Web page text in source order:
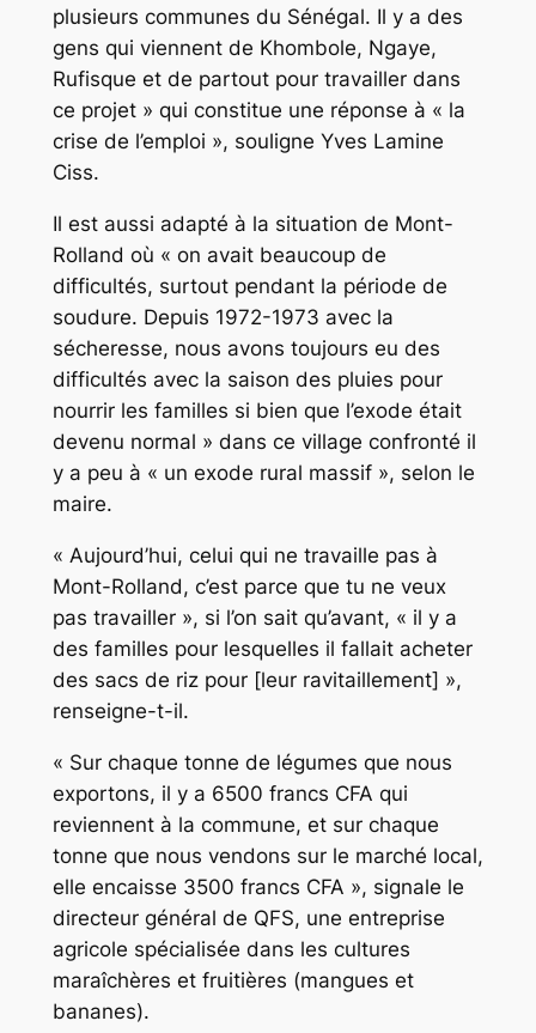
plusieurs communes du Sénégal. Il y a des
gens qui viennent de Khombole, Ngaye,
Rufisque et de partout pour travailler dans
ce projet » qui constitue une réponse à « la
crise de l’emploi », souligne Yves Lamine
Ciss.
Il est aussi adapté à la situation de Mont-
Rolland où « on avait beaucoup de
difficultés, surtout pendant la période de
soudure. Depuis 1972-1973 avec la
sécheresse, nous avons toujours eu des
difficultés avec la saison des pluies pour
nourrir les familles si bien que l’exode était
devenu normal » dans ce village confronté il
y a peu à « un exode rural massif », selon le
maire.
« Aujourd’hui, celui qui ne travaille pas à
Mont-Rolland, c’est parce que tu ne veux
pas travailler », si l’on sait qu’avant, « il y a
des familles pour lesquelles il fallait acheter
des sacs de riz pour [leur ravitaillement] »,
renseigne-t-il.
« Sur chaque tonne de légumes que nous
exportons, il y a 6500 francs CFA qui
reviennent à la commune, et sur chaque
tonne que nous vendons sur le marché local,
elle encaisse 3500 francs CFA », signale le
directeur général de QFS, une entreprise
agricole spécialisée dans les cultures
maraîchères et fruitières (mangues et
bananes).